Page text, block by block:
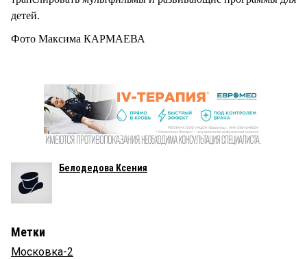
детей.
Фото Максима КАРМАЕВА
Белодедова Ксения
Метки
Московка-2